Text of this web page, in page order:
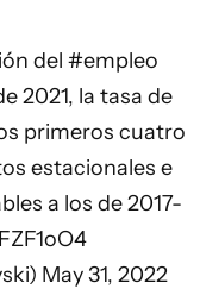
del #empleo
2021, la tasa de
primeros cuatro
estacionales e
a los de 2017-
May 31, 2022